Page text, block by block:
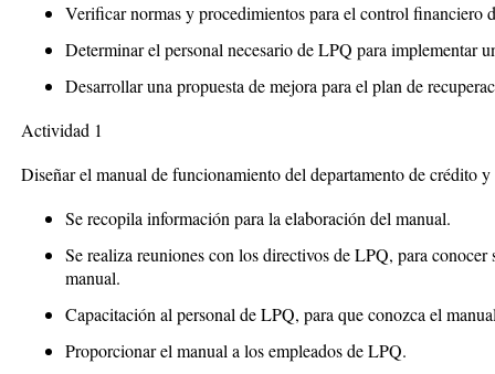
Verificar normas y procedimientos para el control financiero
Determinar el personal necesario de LPQ para implementar
Desarrollar una propuesta de mejora para el plan de
Actividad 1
Diseñar el manual de funcionamiento del departamento de crédito
Se recopila información para la elaboración del manual.
Se realiza reuniones con los directivos de LPQ, para
manual.
Capacitación al personal de LPQ, para que conozca el
Proporcionar el manual a los empleados de LPQ.